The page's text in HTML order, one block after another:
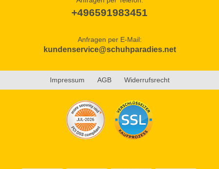
+496591983451
Anfragen per E-Mail:
kundenservice@schuhparadies.net
Impressum AGB Widerrufsrecht